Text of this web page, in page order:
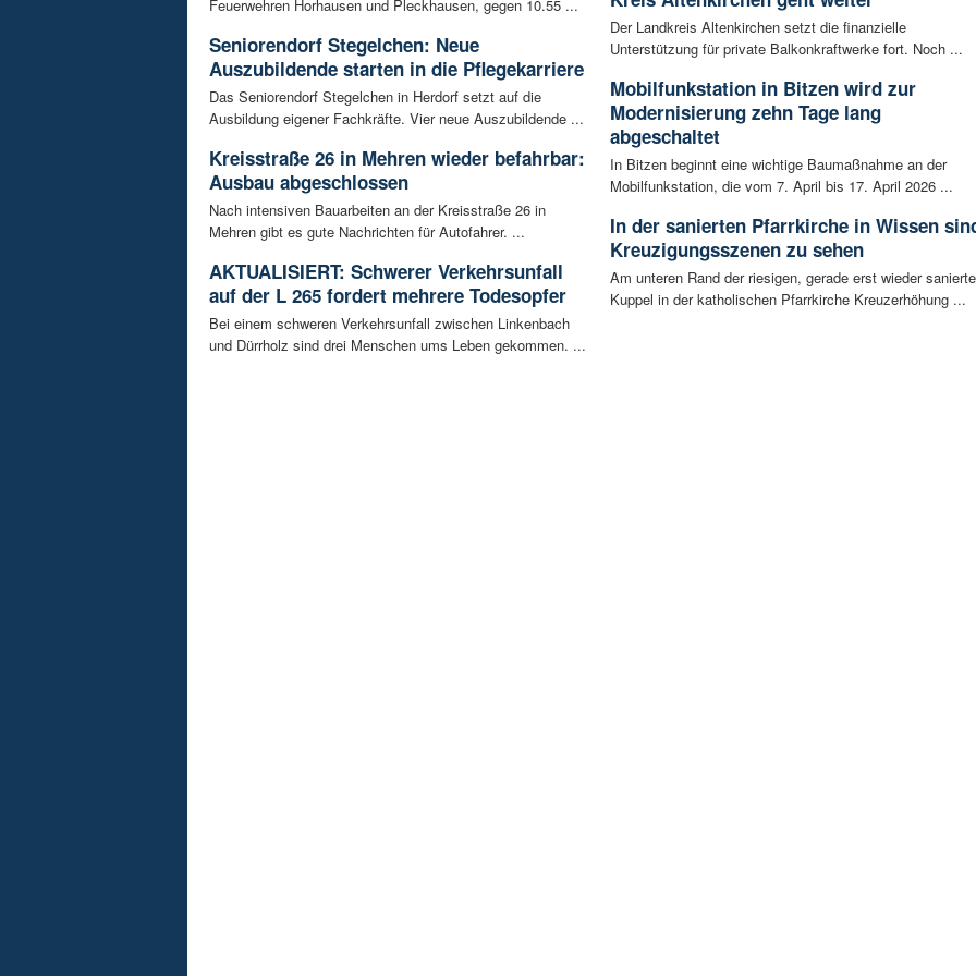
Feuerwehren Horhausen und Pleckhausen, gegen 10.55 ...
Seniorendorf Stegelchen: Neue
Auszubildende starten in die Pflegekarriere
Das Seniorendorf Stegelchen in Herdorf setzt auf die
Ausbildung eigener Fachkräfte. Vier neue Auszubildende ...
Kreisstraße 26 in Mehren wieder befahrbar:
Ausbau abgeschlossen
Nach intensiven Bauarbeiten an der Kreisstraße 26 in
Mehren gibt es gute Nachrichten für Autofahrer. ...
AKTUALISIERT: Schwerer Verkehrsunfall
auf der L 265 fordert mehrere Todesopfer
Bei einem schweren Verkehrsunfall zwischen Linkenbach
und Dürrholz sind drei Menschen ums Leben gekommen. ...
Der Landkreis Altenkirchen setzt die finanzielle
Unterstützung für private Balkonkraftwerke fort. Noch ...
Mobilfunkstation in Bitzen wird zur
Modernisierung zehn Tage lang
abgeschaltet
In Bitzen beginnt eine wichtige Baumaßnahme an der
Mobilfunkstation, die vom 7. April bis 17. April 2026 ...
In der sanierten Pfarrkirche in Wissen
Kreuzigungsszenen zu sehen
Am unteren Rand der riesigen, gerade erst wieder
Kuppel in der katholischen Pfarrkirche Kreuzerhöhung ...